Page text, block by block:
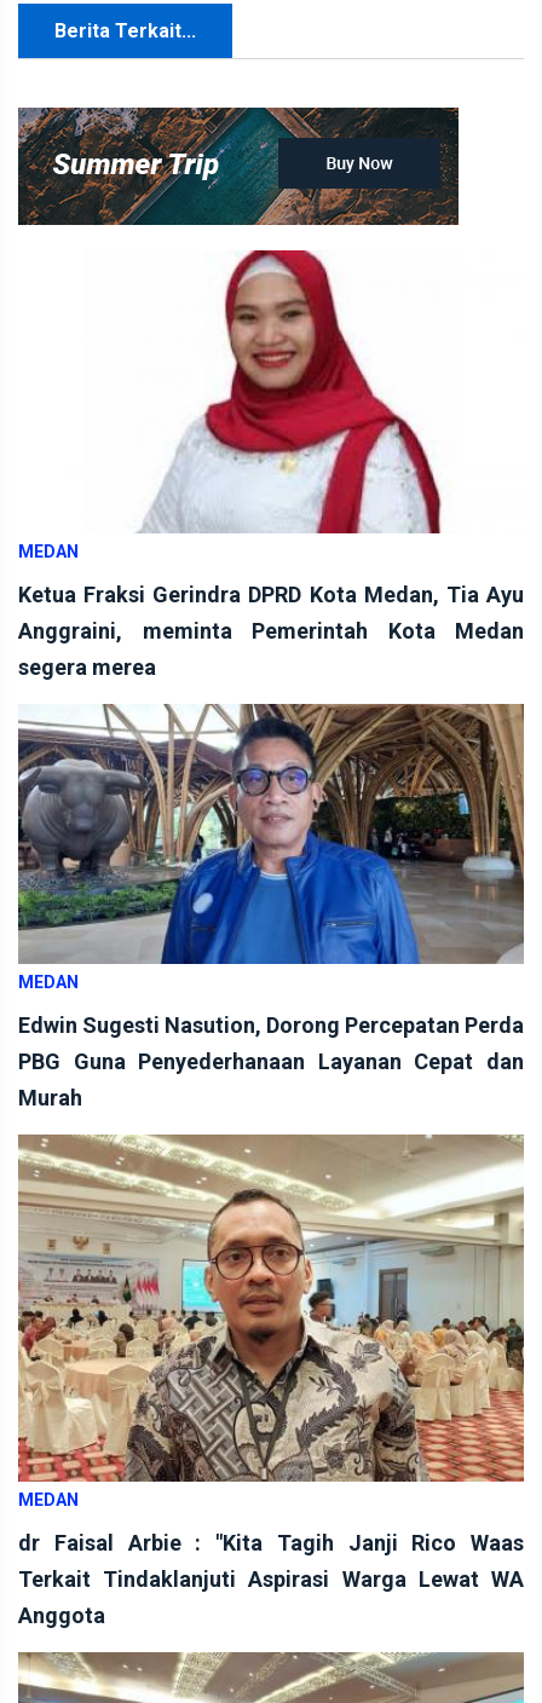
Berita Terkait...
MEDAN
Ketua Fraksi Gerindra DPRD Kota Medan, Tia Ayu
Anggraini, meminta Pemerintah Kota Medan
segera merea
MEDAN
Edwin Sugesti Nasution, Dorong Percepatan Perda
PBG Guna Penyederhanaan Layanan Cepat dan
Murah
MEDAN
dr Faisal Arbie : "Kita Tagih Janji Rico Waas
Terkait Tindaklanjuti Aspirasi Warga Lewat WA
Anggota